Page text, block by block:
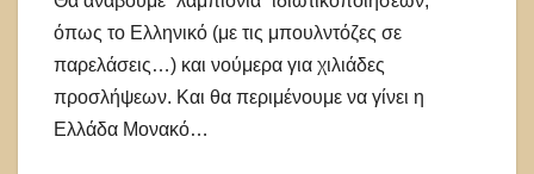
όπως το Ελληνικό (με τις μπουλντόζες σε
παρελάσεις…) και νούμερα για χιλιάδες
προσλήψεων. Και θα περιμένουμε να γίνει η
Ελλάδα Μονακό…